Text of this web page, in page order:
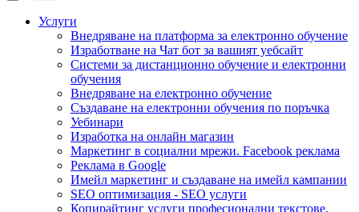
Услуги
Внедряване на платформа за електронно обучение
Изработване на Чат бот за вашият уебсайт
Системи за дистанционно обучение и електронни
обучения
Внедряване на електронно обучение
Създаване на електронни обучения по поръчка
Уебинари
Изработка на онлайн магазин
Маркетинг в социални мрежи. Facebook реклама
Реклама в Google
Имейл маркетинг и създаване на имейл кампании
SEO оптимизация - SEO услуги
Копирайтинг услуги професионални текстове,